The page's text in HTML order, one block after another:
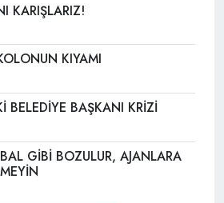
KARIŞLARIZ!
KIYAMI
BELEDİYE BAŞKANI KRİZİ
GİBİ BOZULUR, AJANLARA